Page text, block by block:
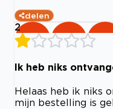
delen
2
Ik heb niks
Helaas heb ik niks
mijn bestelling is